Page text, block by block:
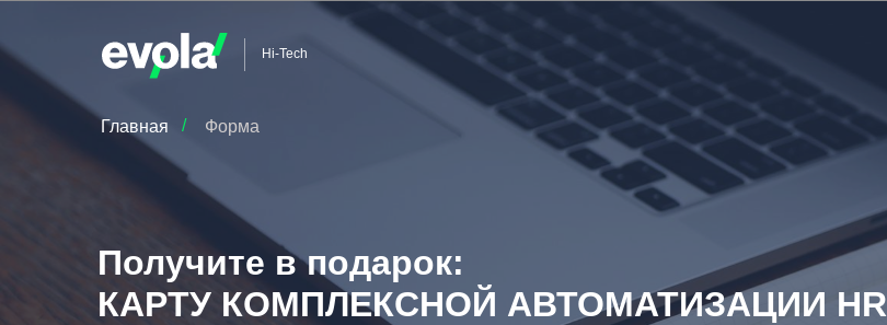
Hi-Tech
/
Получите в подарок:
КАРТУ КОМПЛЕКСНОЙ АВТОМАТИЗАЦИИ HR
Главная Форма